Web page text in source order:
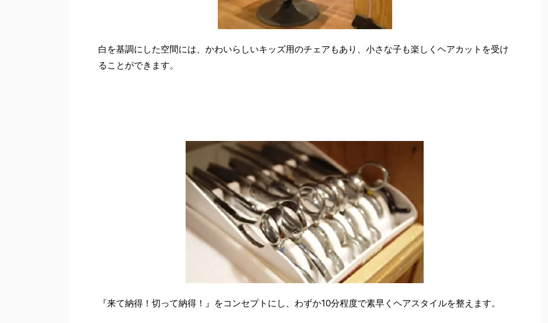
白を基調にした空間には、かわいらしいキッズ用のチェアもあり、小さな子も楽しくヘアカットを受け
ることができます。
『来て納得！切って納得！』をコンセプトにし、わずか10分程度で素早くヘアスタイルを整えます。